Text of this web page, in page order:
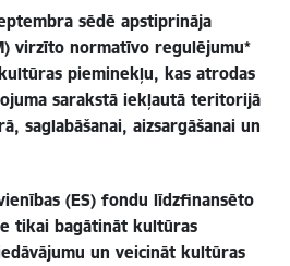
sēdē apstiprināja
virzīto normatīvo regulējumu*
pieminekļu, kas atrodas
sarakstā iekļautā teritorijā
saglabāšanai, aizsargāšanai un
(ES) fondu līdzfinansēto
tikai bagātināt kultūras
un veicināt kultūras